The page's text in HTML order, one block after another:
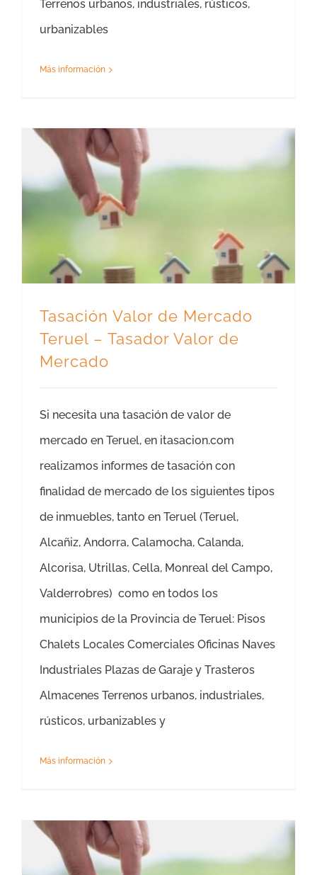
Terrenos urbanos, industriales, rústicos,
urbanizables
Más información
Tasación Valor de Mercado
Teruel – Tasador Valor de
Mercado
Si necesita una tasación de valor de
mercado en Teruel, en itasacion.com
realizamos informes de tasación con
finalidad de mercado de los siguientes tipos
de inmuebles, tanto en Teruel (Teruel,
Alcañiz, Andorra, Calamocha, Calanda,
Alcorisa, Utrillas, Cella, Monreal del Campo,
Valderrobres) como en todos los
municipios de la Provincia de Teruel: Pisos
Chalets Locales Comerciales Oficinas Naves
Industriales Plazas de Garaje y Trasteros
Almacenes Terrenos urbanos, industriales,
rústicos, urbanizables y
Más información